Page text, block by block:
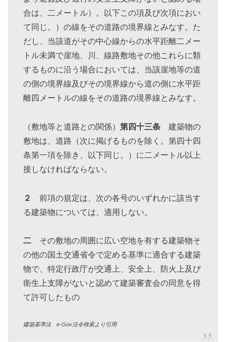
合は、二メートル）。以下この項及び次項におい
て同じ。）の線をその道路の境界線とみなす。た
だし、当該道がその中心線からの水平距離二メー
トル未満で崖地、川、線路敷地その他これらに類
するものに沿う場合においては、当該崖地等の道
の側の境界線及びその境界線から道の側に水平距
離四メートルの線をその道路の境界線とみなす。
（敷地等と道路との関係） 第四十三条建築物の
敷地は、道路（次に掲げるものを除く。第四十四
条第一項を除き、以下同じ。）に二メートル以上
接しなければならない。
２
前項の規定は、次の各号のいずれかに該当す
る建築物については、適用しない。
二その敷地の周囲に広い空地を有する建築物そ
の他の国土交通省令で定める基準に適合する建築
物で、特定行政庁が交通上、安全上、防火上及び
衛生上支障がないと認めて建築審査会の同意を得
て許可したもの
建築基準法 e-Gov法令検索より引用